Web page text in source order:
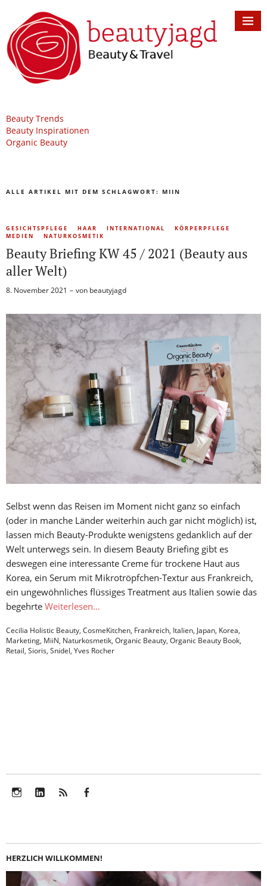
Beauty Trends
Beauty Inspirationen
Organic Beauty
ALLE ARTIKEL MIT DEM SCHLAGWORT: MIIN
GESICHTSPFLEGE HAAR INTERNATIONAL
KÖRPERPFLEGE
MEDIEN
NATURKOSMETIK
Beauty Briefing KW 45 / 2021 (Beauty aus
aller Welt)
8. November 2021 von beautyjagd
Selbst wenn das Reisen im Moment nicht ganz so einfach
(oder in manche Länder weiterhin auch gar nicht möglich) ist,
lassen mich Beauty-Produkte wenigstens gedanklich auf der
Welt unterwegs sein. In diesem Beauty Briefing gibt es
deswegen eine interessante Creme für trockene Haut aus
Korea, ein Serum mit Mikrotröpfchen-Textur aus Frankreich,
ein ungewöhnliches flüssiges Treatment aus Italien sowie das
begehrte Weiterlesen…
Cecilia Holistic Beauty, CosmeKitchen, Frankreich, Italien, Japan, Korea,
Marketing, MiiN, Naturkosmetik, Organic Beauty, Organic Beauty Book,
Retail, Sioris, Snidel, Yves Rocher
HERZLICH WILLKOMMEN!